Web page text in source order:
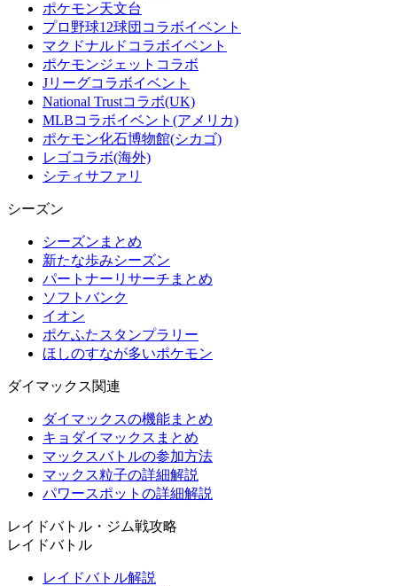
ポケモン天文台
プロ野球12球団コラボイベント
マクドナルドコラボイベント
ポケモンジェットコラボ
Jリーグコラボイベント
National Trustコラボ(UK)
MLBコラボイベント(アメリカ)
ポケモン化石博物館(シカゴ)
レゴコラボ(海外)
シティサファリ
シーズン
シーズンまとめ
新たな歩みシーズン
パートナーリサーチまとめ
ソフトバンク
イオン
ポケふたスタンプラリー
ほしのすなが多いポケモン
ダイマックス関連
ダイマックスの機能まとめ
キョダイマックスまとめ
マックスバトルの参加方法
マックス粒子の詳細解説
パワースポットの詳細解説
レイドバトル・ジム戦攻略
レイドバトル
レイドバトル解説